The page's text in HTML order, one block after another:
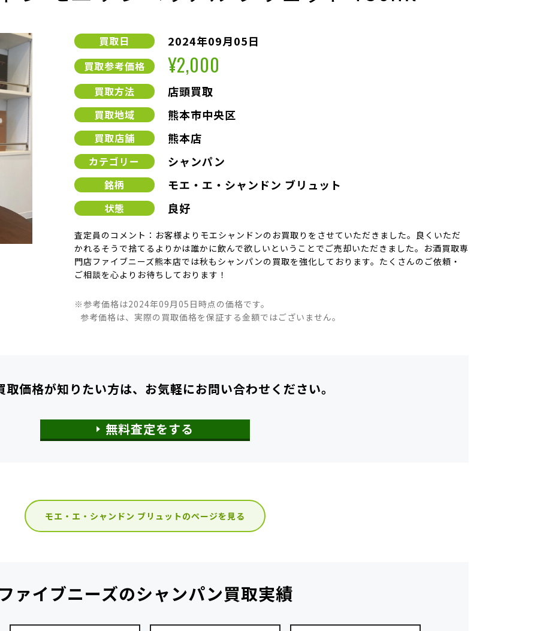
買取日 2024年09月05日
買取参考価格 ¥2,000
買取方法 店頭買取
買取地域 熊本市中央区
買取店舗 熊本店
カテゴリー シャンパン
銘柄 モエ・エ・シャンドン ブリュット
状態 良好
査定員のコメント：お客様よりモエシャンドンのお買取りをさせていただきました。良くいただ
かれるそうで捨てるよりかは誰かに飲んで欲しいということでご売却いただきました。お酒買取専
門店ファイブニーズ熊本店では秋もシャンパンの買取を強化しております。たくさんのご依頼・
ご相談を心よりお待ちしております！
※参考価格は2024年09月05日時点の価格です。
参考価格は、実際の買取価格を保証する金額ではございません。
取価格が知りたい方は、 お気軽にお問い合わせください。
無料査定をする
モエ・エ・シャンドン ブリュットのページを見る
ァイブニーズのシャンパン買取実績